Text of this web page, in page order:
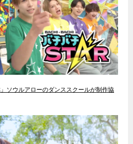
ソウルアローのダンススクールが制作協